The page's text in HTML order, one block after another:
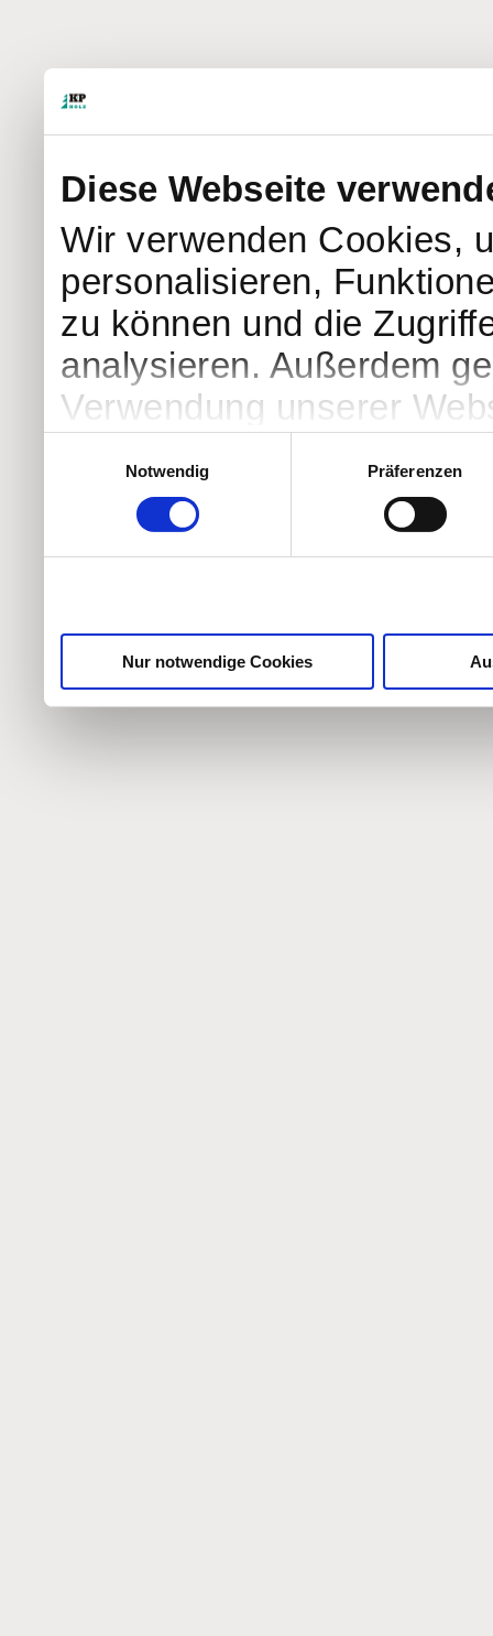
Diese Webseite
Wir verwenden Cookies,
personalisieren,
zu können und die
analysieren. Außerdem
Verwendung unserer
Partner führen diese
weiteren Daten
Notwendig
Präferenzen
Nur notwendige Cookies